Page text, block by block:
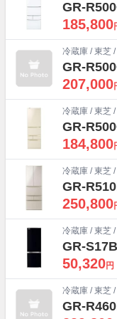
GR-
185,800
冷蔵庫 /東芝
GR-
207,000
冷蔵庫 /東芝
GR-
184,800
冷蔵庫 /東芝
GR-
250,800
冷蔵庫 /東芝
GR-
50,320円
冷蔵庫 /東芝
GR-